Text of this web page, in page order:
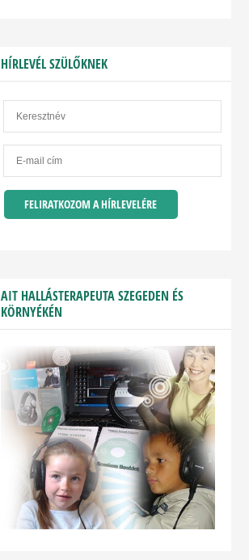
HÍRLEVÉL SZÜLŐKNEK
AIT HALLÁSTERAPEUTA SZEGEDEN ÉS
KÖRNYÉKÉN